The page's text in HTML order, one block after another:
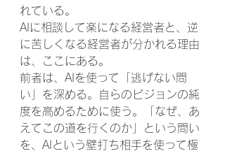
れている。
AIに相談して楽になる経営者と、逆
に苦しくなる経営者が分かれる理由
は、ここにある。
前者は、AIを使って「逃げない問
い」を深める。自らのビジョンの純
度を高めるために使う。「なぜ、あ
えてこの道を行くのか」という問い
を、AIという壁打ち相手を使って極